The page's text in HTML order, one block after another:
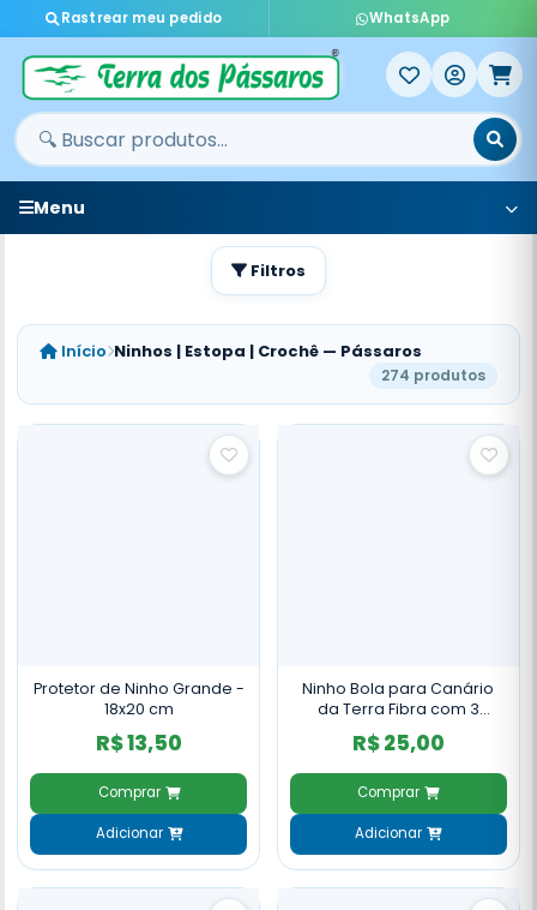
Rastrear meu pedido WhatsApp
Menu
Filtros
Início Ninhos | Estopa | Crochê — Pássaros
274 produtos
Protetor de Ninho Grande -
18x20 cm
R$ 13,50
Comprar
Adicionar
Ninho Bola para Canário
da Terra Fibra com 3
Entradas - NH84
R$ 25,00
Comprar
Adicionar